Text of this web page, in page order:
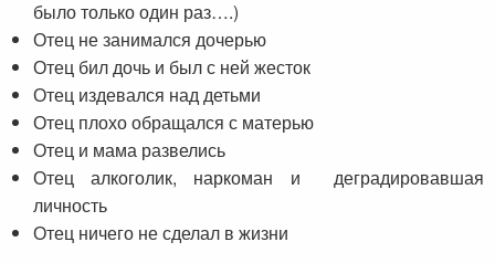
было только один раз….)
Отец не занимался дочерью
Отец бил дочь и был с ней жесток
Отец издевался над детьми
Отец плохо обращался с матерью
Отец и мама развелись
Отец алкоголик, наркоман и деградировавшая
личность
Отец ничего не сделал в жизни